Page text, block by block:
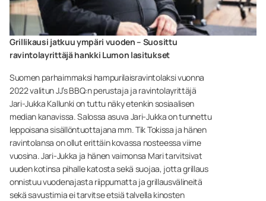
Grillikausi jatkuu ympäri vuoden – Suosittu
ravintolayrittäjä hankki Lumon lasitukset
Suomen parhaimmaksi hampurilaisravintolaksi vuonna
2022 valitun JJ’s BBQ:n perustaja ja ravintolayrittäjä
Jari-Jukka Kallunki on tuttu näky etenkin sosiaalisen
median kanavissa. Salossa asuva Jari-Jukka on tunnettu
leppoisana sisällöntuottajana mm. Tik Tokissa ja hänen
ravintolansa on ollut erittäin kovassa nosteessa viime
vuosina. Jari-Jukka ja hänen vaimonsa Mari tarvitsivat
uuden kotinsa pihalle katosta sekä suojaa, jotta grillaus
onnistuu vuodenajasta riippumatta ja grillausvälineitä
sekä savustimia ei tarvitse etsiä talvella kinosten